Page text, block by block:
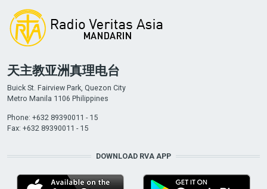
天主教亚洲真理电台
Buick St. Fairview Park, Quezon City
Metro Manila 1106 Philippines
Phone: +632 89390011 - 15
Fax: +632 89390011 - 15
DOWNLOAD RVA APP